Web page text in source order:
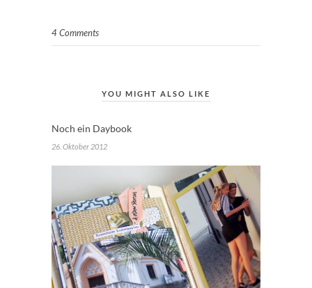
4 Comments
YOU MIGHT ALSO LIKE
Noch ein Daybook
26. Oktober 2012